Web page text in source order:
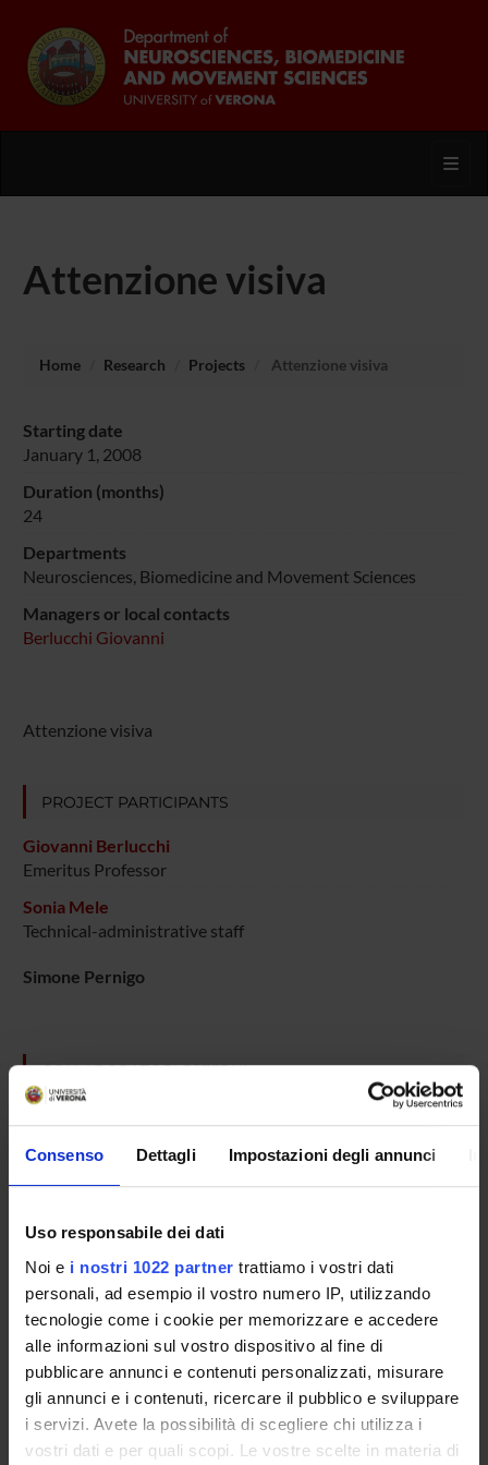
Consenso Dettagli Impostazioni degli annunci
Uso responsabile dei dati
Noi e i nostri 1022 partner trattiamo i vostri dati
personali, ad esempio il vostro numero IP, utilizzando
tecnologie come i cookie per memorizzare e accedere
alle informazioni sul vostro dispositivo al fine di
pubblicare annunci e contenuti personalizzati, misurare
gli annunci e i contenuti, ricercare il pubblico e sviluppare
i servizi. Avete la possibilità di scegliere chi utilizza i
vostri dati e per quali scopi. Le vostre scelte in materia di
Attenzione visiva
Home Research Projects Attenzione visiva
Starting date
January 1, 2008
Duration (months)
24
Departments
Neurosciences, Biomedicine and Movement Sciences
Managers or local contacts
Berlucchi Giovanni
Attenzione visiva
PROJECT PARTICIPANTS
Giovanni Berlucchi
Emeritus Professor
Sonia Mele
Technical-administrative staff
Simone Pernigo
COLLABORATORI ESTERNI
Salvatore Maria Aglioti
Universita' di Roma "La Sapienza" Dip. Psicologia
Professore associato
SECTIONS
Physiology and Psychology Section